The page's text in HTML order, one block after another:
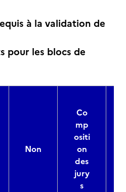
à la validation de
pour les blocs de
Non
Co
mp
ositi
on
des
jury
s